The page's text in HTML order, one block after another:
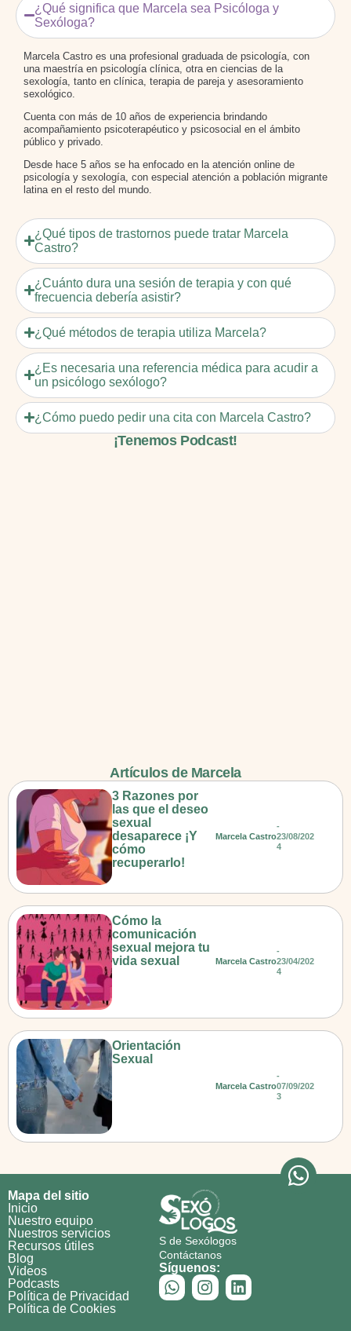
¿Qué significa que Marcela sea Psicóloga y
Sexóloga?
Marcela Castro es una profesional graduada de psicología, con
una maestría en psicología clínica, otra en ciencias de la
sexología, tanto en clínica, terapia de pareja y asesoramiento
sexológico.
Cuenta con más de 10 años de experiencia brindando
acompañamiento psicoterapéutico y psicosocial en el ámbito
público y privado.
Desde hace 5 años se ha enfocado en la atención online de
psicología y sexología, con especial atención a población migrante
latina en el resto del mundo.
¿Qué tipos de trastornos puede tratar Marcela
Castro?
¿Cuánto dura una sesión de terapia y con qué
frecuencia debería asistir?
¿Qué métodos de terapia utiliza Marcela?
¿Es necesaria una referencia médica para acudir a
un psicólogo sexólogo?
¿Cómo puedo pedir una cita con Marcela Castro?
¡Tenemos Podcast!
Artículos de Marcela
3 Razones por
las que el deseo
sexual
desaparece ¡Y
cómo
recuperarlo!
Marcela Castro
-
23/08/202
4
Cómo la
comunicación
sexual mejora tu
vida sexual
Marcela Castro
-
23/04/202
4
Orientación
Sexual
Marcela Castro
-
07/09/202
3
Mapa del sitio
Inicio
Nuestro equipo
Nuestros servicios
Recursos útiles
Blog
Videos
Podcasts
Política de Privacidad
Política de Cookies
S de Sexólogos
Contáctanos
Síguenos: